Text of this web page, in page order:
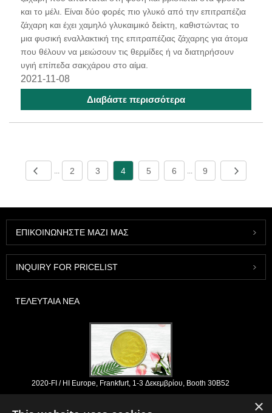
και το μέλι. Είναι δύο φορές πιο γλυκό από την επιτραπέζια
ζάχαρη και έχει χαμηλό γλυκαιμικό δείκτη, καθιστώντας το
μια φυσική εναλλακτική της επιτραπέζιας ζάχαρης για άτομα
που θέλουν να μειώσουν τις θερμίδες ή να διατηρήσουν
υγιή επίπεδα σακχάρου στο αίμα.
2021-11-08
Διαβάστε περισσότερα
2 3 4 5 6 9
ΕΠΙΚΟΙΝΩΝΉΣΤΕ ΜΑΖΊ ΜΑΣ
INQUIRY FOR PRICELIST
ΤΕΛΕΥΤΑΊΑ ΝΈΑ
2020-FI / HI Europe, Frankfurt, 1-3 Δεκεμβρίου, Booth 30B52
×